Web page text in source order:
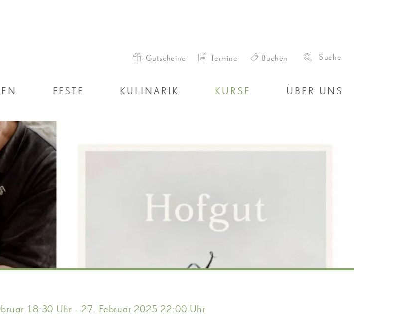
Gutscheine Termine Buchen
FESTE KULINARIK KURSE ÜBER UNS
18:30 Uhr - 27. Februar 2025 22:00 Uhr